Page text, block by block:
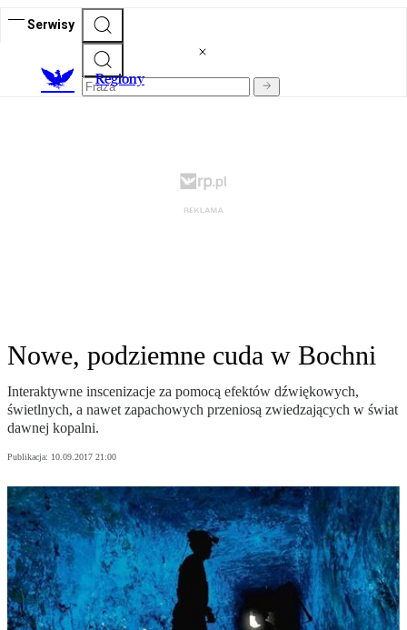
Serwisy
Regiony
Nowe, podziemne cuda w Bochni
Interaktywne inscenizacje za pomocą efektów dźwiękowych,
świetlnych, a nawet zapachowych przeniosą zwiedzających w świat
dawnej kopalni.
Publikacja: 10.09.2017 21:00